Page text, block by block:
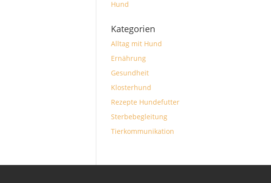
Hund
Kategorien
Alltag mit Hund
Ernährung
Gesundheit
Klosterhund
Rezepte Hundefutter
Sterbebegleitung
Tierkommunikation